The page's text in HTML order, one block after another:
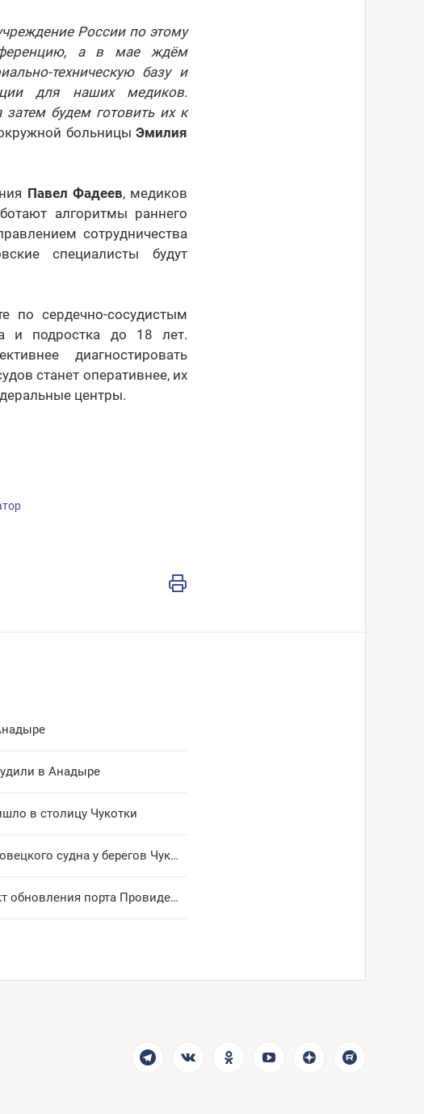
России по этому
а в мае ждём
техническую базу и
для наших медиков.
будем готовить их к
окружной больницыЭмилия
Павел Фадеев, медиков
алгоритмы раннего
сотрудничества
специалисты будут
по сердечно-сосудистым
и подростка до 18 лет.
диагностировать
станет оперативнее, их
центры.
в Анадыре
в столицу Чукотки
Санавиация эвакуировала моряка из Южной Кореи с рыболовецкого судна у берегов Чукотки
Владислав Кузнецов представил в Совете Федерации проект обновления порта Провидения